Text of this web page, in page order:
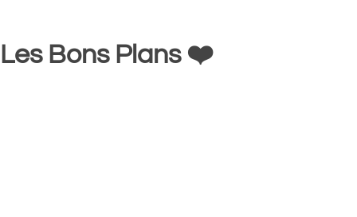
Les Bons Plans ❤️